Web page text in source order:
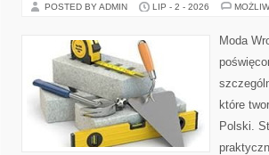
POSTED BY ADMIN LIP - 2 - 2026
Moda
które
Polski.